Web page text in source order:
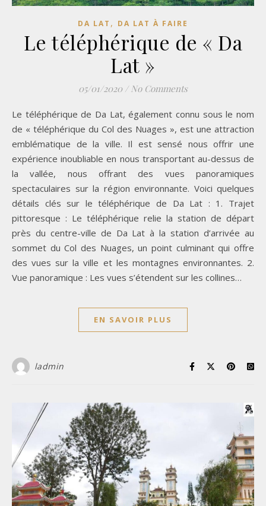
DA LAT , DA LAT À FAIRE
Le téléphérique de « Da
Lat »
05/01/2020 / No Comments
Le téléphérique de Da Lat, également connu sous le nom
de « téléphérique du Col des Nuages », est une attraction
emblématique de la ville. Il est sensé nous offrir une
expérience inoubliable en nous transportant au-dessus de
la vallée, nous offrant des vues panoramiques
spectaculaires sur la région environnante. Voici quelques
détails clés sur le téléphérique de Da Lat : 1. Trajet
pittoresque : Le téléphérique relie la station de départ
près du centre-ville de Da Lat à la station d’arrivée au
sommet du Col des Nuages, un point culminant qui offre
des vues sur la ville et les montagnes environnantes. 2.
Vue panoramique : Les vues s’étendent sur les collines…
EN SAVOIR PLUS
ladmin